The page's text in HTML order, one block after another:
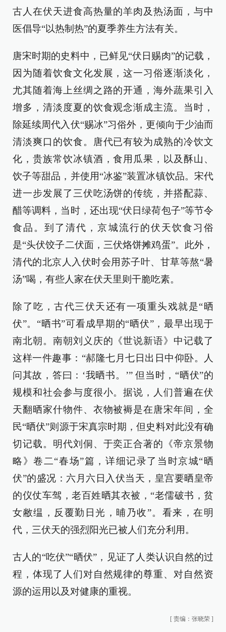
古人在伏天进食高热量的羊肉及热汤面，与中
医倡导“以热制热”的夏季养生方法有关。
唐宋时期的史料中，已鲜见“伏日赐肉”的记载，
因为随着饮食文化发展，这一习俗逐渐淡化，
尤其随着海上丝绸之路的开通，海外蔬果引入
增多，清淡度夏的饮食观念渐成主流。当时，
除延续周代入伏“赐冰”习俗外，更倾向于少油而
清淡爽口的饮食。唐代已有较为成熟的冷饮文
化，贵族常饮冰镇酒，食用瓜果，以及酥山、
饮子等甜品，并使用“冰鉴”装置冰镇饮品。宋代
进一步发展了三伏吃汤饼的传统，并搭配蒜、
醋等调料，当时，还出现“伏日绿荷包子”等节令
食品。到了清代，京城流行的伏天饮食习俗
是“头伏饺子二伏面，三伏烙饼摊鸡蛋”。此外，
清代的北京人入伏时会用苏子叶、甘草等熬“暑
汤”喝，有些人家在伏天里则干脆吃素。
除了吃，古代三伏天还有一项重头戏就是“晒
伏”。“晒书”可看成早期的“晒伏”，最早出现于
南北朝。南朝刘义庆的《世说新语》中记载了
这样一件趣事：“郝隆七月七日出日中仰卧。人
问其故，答曰：‘我晒书。’” 但当时，“晒伏”的
规模和社会参与度很小。据说，人们普遍在伏
天翻晒家什物件、衣物被褥是在唐宋年间，全
民“晒伏”则源于宋真宗时期，但史料对此没有确
切记载。明代刘侗、于奕正合著的《帝京景物
略》卷二“春场”篇，详细记录了当时京城“晒
伏”的盛况：六月六日入伏当天，皇宫要晒皇帝
的仪仗车驾，老百姓晒其衣被，“老儒破书，贫
女敝缊，反覆勤日光，晡乃收”。看来，在明
代，三伏天的强烈阳光已被人们充分利用。
古人的“吃伏”“晒伏”，见证了人类认识自然的过
程，体现了人们对自然规律的尊重、对自然资
源的运用以及对健康的重视。
[ 责编：张晓荣 ]